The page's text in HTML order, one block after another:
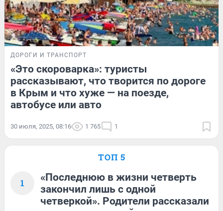
ДОРОГИ И ТРАНСПОРТ
«Это скороварка»: туристы
рассказывают, что творится по дороге
в Крым и что хуже — на поезде,
автобусе или авто
30 июля, 2025, 08:16 1 765 1
ТОП 5
1
«Последнюю в жизни четверть
закончил лишь с одной
четверкой». Родители рассказали